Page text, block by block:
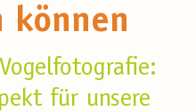
können
für unsere